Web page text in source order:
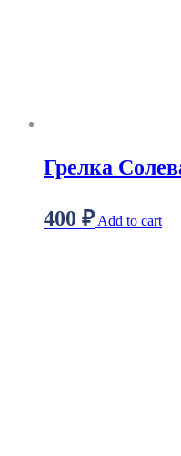
Грелка
400 ₽ Add to cart